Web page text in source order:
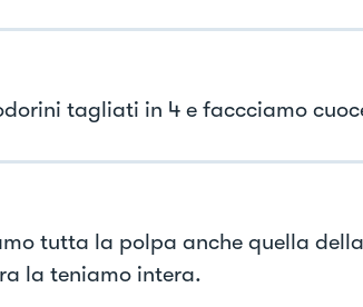
tagliati in 4 e faccciamo
tutta la polpa anche quella
la teniamo intera.